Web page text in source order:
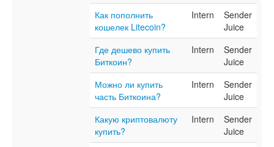
Как пополнить
кошелек Litecoin?
Intern
Sender
Juice
Где дешево купить
Биткоин?
Intern
Sender
Juice
Можно ли купить
часть Биткоина?
Intern
Sender
Juice
Какую криптовалюту
купить?
Intern
Sender
Juice